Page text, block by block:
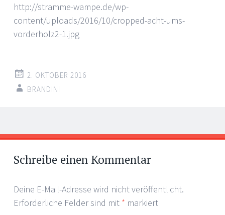
http://stramme-wampe.de/wp-
content/uploads/2016/10/cropped-acht-ums-
vorderholz2-1.jpg
2. OKTOBER 2016
BRANDINI
Artikel-
Navigation
←
Schreibe einen Kommentar
Deine E-Mail-Adresse wird nicht veröffentlicht.
Erforderliche Felder sind mit * markiert